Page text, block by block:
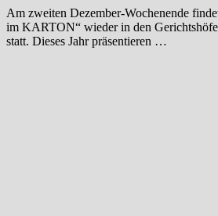
Am zweiten Dezember-Wochenende
im KARTON“ wieder in den
statt. Dieses Jahr präsentieren …